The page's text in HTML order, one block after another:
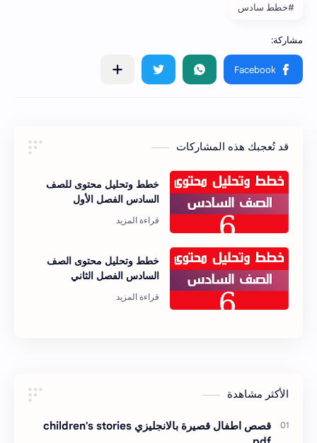
#خطط سادس
قد تُعجبك هذه المشاركات
خطط وتحليل محتوى للصف
السادس الفصل الأول
خطط وتحليل محتوى الصف
السادس الفصل الثاني
الأكثر مشاهدة
قصص اطفال قصيرة بالانجليزي children's stories